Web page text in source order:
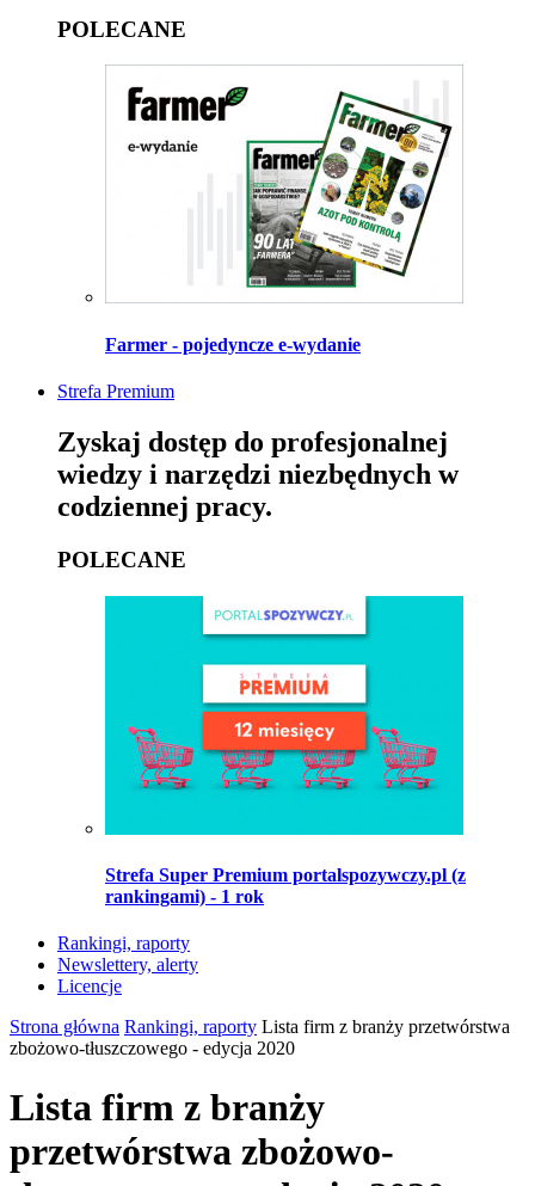
POLECANE
Farmer - pojedyncze e-wydanie
Strefa Premium
Zyskaj dostęp do profesjonalnej
wiedzy i narzędzi niezbędnych w
codziennej pracy.
POLECANE
Strefa Super Premium portalspozywczy.pl (z
rankingami) - 1 rok
Rankingi, raporty
Newslettery, alerty
Licencje
Strona główna Rankingi, raporty Lista firm z branży przetwórstwa
zbożowo-tłuszczowego - edycja 2020
Lista firm z branży
przetwórstwa zbożowo-